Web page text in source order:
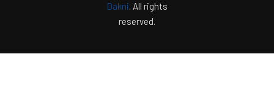
Dakni. All rights
reserved.